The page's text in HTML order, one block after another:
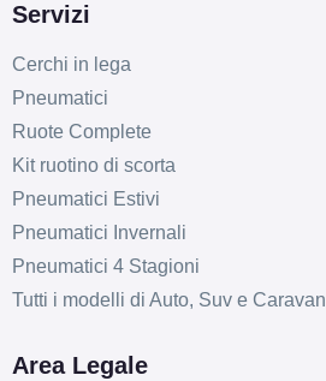
Servizi
Cerchi in lega
Pneumatici
Ruote Complete
Kit ruotino di scorta
Pneumatici Estivi
Pneumatici Invernali
Pneumatici 4 Stagioni
Tutti i modelli di Auto, Suv e Caravan
Area Legale